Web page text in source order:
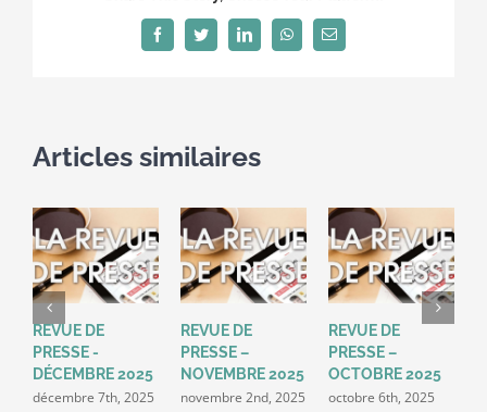
2017
FacebookTwitterLinkedInWhatsAppEmail
Articles similaires
REVUE DE
PRESSE -
DÉCEMBRE 2025
décembre 7th, 2025
REVUE DE
PRESSE –
NOVEMBRE 2025
novembre 2nd, 2025
REVUE DE
PRESSE –
OCTOBRE 2025
octobre 6th, 2025